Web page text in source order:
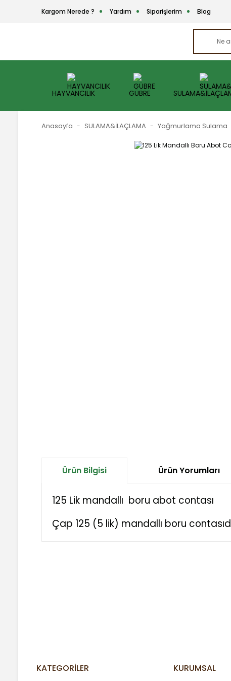
Kargom Nerede ? Yardım Siparişlerim Blog
HAYVANCILIK GÜBRE
Anasayfa SULAMA&İLAÇLAMA Yağmurlama Sulama
Ürün Bilgisi Ürün Yorumları
125 Lik mandallı boru abot contası
Çap 125 (5 lik) mandallı boru
KATEGORİLER KURUMSAL